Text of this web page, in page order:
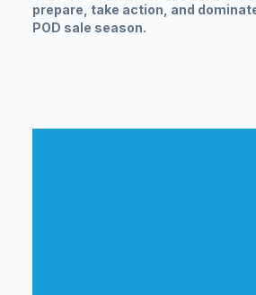
prepare, take action, and
POD sale season.